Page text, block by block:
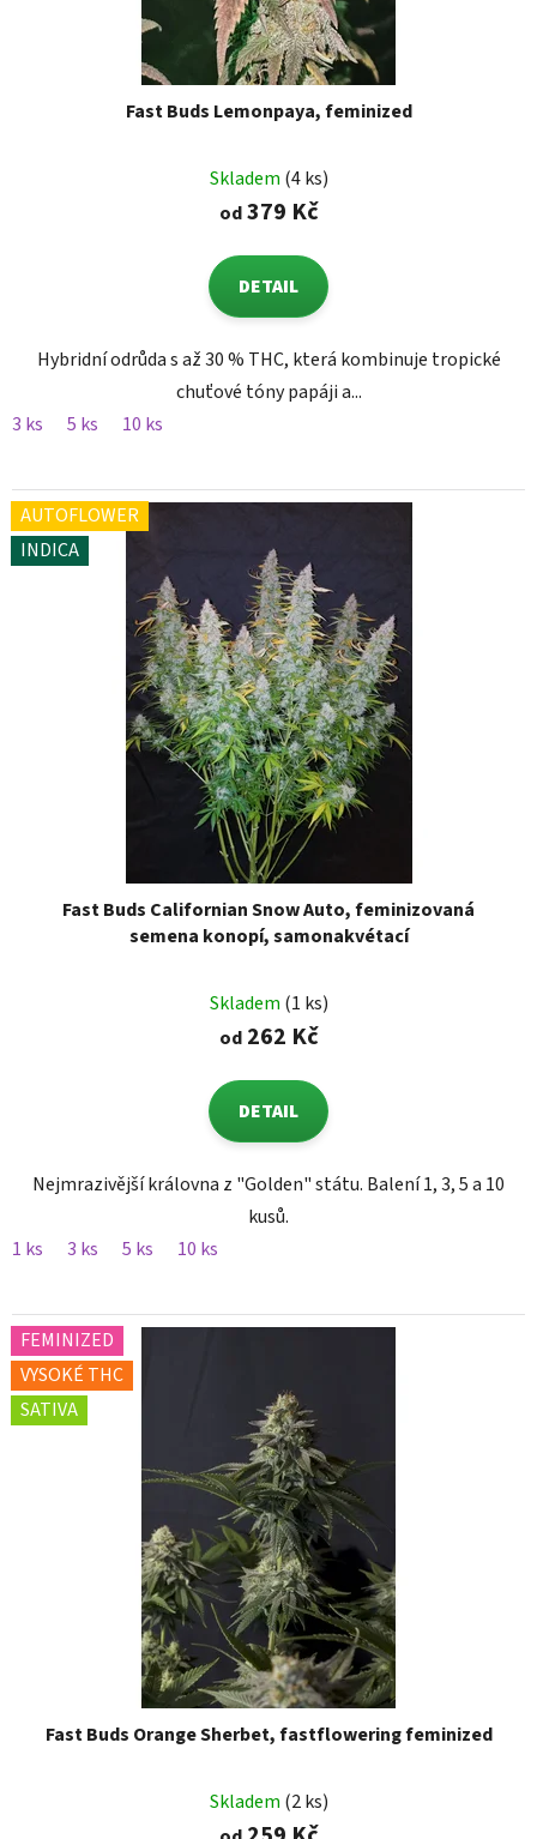
Fast Buds Lemonpaya, feminized
Skladem (4 ks)
od379 Kč
DETAIL
Hybridní odrůda s až 30 % THC, která kombinuje tropické
chuťové tóny papáji a...
3 ks
5 ks 10 ks
AUTOFLOWER
INDICA
Fast Buds Californian Snow Auto, feminizovaná
semena konopí, samonakvétací
Skladem (1 ks)
od262 Kč
DETAIL
Nejmrazivější královna z "Golden" státu. Balení 1, 3, 5 a 10
kusů.
1 ks
3 ks 5 ks 10 ks
FEMINIZED
VYSOKÉ THC
SATIVA
Fast Buds Orange Sherbet, fastflowering feminized
Skladem (2 ks)